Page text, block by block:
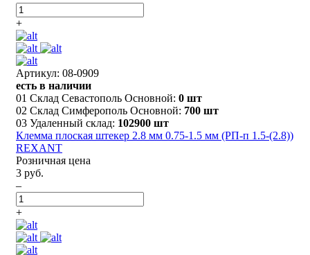
+
Артикул: 08-0909
есть в наличии
01 Склад Севастополь Основной: 0 шт
02 Склад Симферополь Основной: 700 шт
03 Удаленный склад: 102900 шт
Клемма плоская штекер 2.8 мм 0.75-1.5 мм (РП-п 1.5-(2.8))
REXANT
Розничная цена
3 руб.
–
+